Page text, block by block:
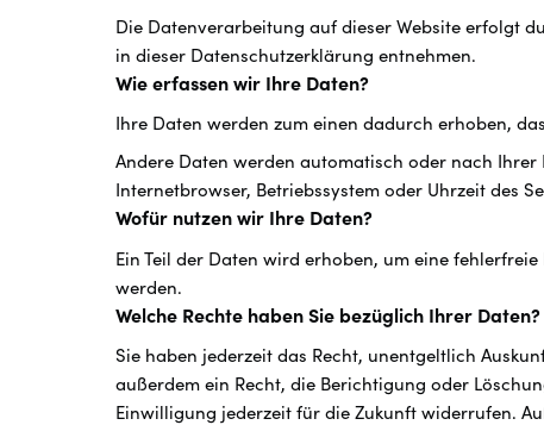
Die Datenverarbeitung auf dieser Website erfolgt
in dieser Datenschutzerklärung entnehmen.
Wie erfassen wir Ihre Daten?
Ihre Daten werden zum einen dadurch erhoben,
Andere Daten werden automatisch oder nach Ihrer
Internetbrowser, Betriebssystem oder Uhrzeit des
Wofür nutzen wir Ihre Daten?
Ein Teil der Daten wird erhoben, um eine
werden.
Welche Rechte haben Sie bezüglich Ihrer Daten?
Sie haben jederzeit das Recht, unentgeltlich
außerdem ein Recht, die Berichtigung oder
Einwilligung jederzeit für die Zukunft widerrufen.